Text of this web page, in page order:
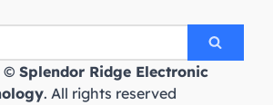
© Splendor Ridge Electronic
. All rights reserved